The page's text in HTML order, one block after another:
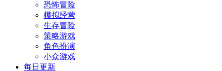
恐怖冒险
模拟经营
生存冒险
策略游戏
角色扮演
小众游戏
每日更新